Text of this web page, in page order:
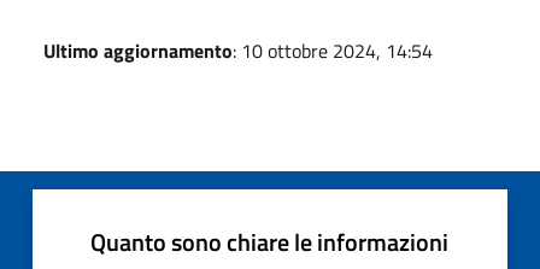
Ultimo aggiornamento: 10 ottobre 2024, 14:54
Quanto sono chiare le informazioni